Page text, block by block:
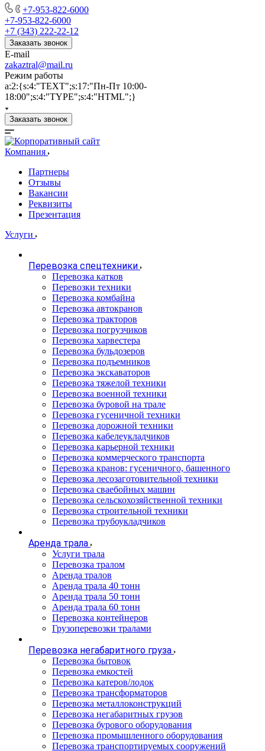
+7-953-822-6000
+7-953-822-6000
+7 (343) 222-22-12
Заказать звонок
E-mail
zakaztral@mail.ru
Режим работы
a:2:{s:4:"TEXT";s:17:"Пн-Пт 10:00-
18:00";s:4:"TYPE";s:4:"HTML";}
Заказать звонок
Компания
Партнеры
Отзывы
Вакансии
Реквизиты
Презентация
Услуги
Перевозка спецтехники
Перевозка катков
Перевозки техники
Перевозка комбайна
Перевозка автокранов
Перевозка тракторов
Перевозка погрузчиков
Перевозка харвестера
Перевозка бульдозеров
Перевозка подъемников
Перевозка экскаваторов
Перевозка тяжелой техники
Перевозка военной техники
Перевозка буровой на трале
Перевозка гусеничной техники
Перевозка дорожной техники
Перевозка кабелеукладчиков
Перевозка карьерной техники
Перевозка коммерческого транспорта
Перевозка кранов: гусеничного, башенного
Перевозка лесозаготовительной техники
Перевозка сваебойных машин
Перевозка сельскохозяйственной техники
Перевозка строительной техники
Перевозка трубоукладчиков
Аренда трала
Услуги трала
Перевозка тралом
Аренда тралов
Аренда трала 40 тонн
Аренда трала 50 тонн
Аренда трала 60 тонн
Перевозка контейнеров
Грузоперевозки тралами
Перевозка негабаритного груза
Перевозка бытовок
Перевозка емкостей
Перевозка катеров/лодок
Перевозка трансформаторов
Перевозка металлоконструкций
Перевозка негабаритных грузов
Перевозка бурового оборудования
Перевозка промышленного оборудования
Перевозка транспортируемых сооружений